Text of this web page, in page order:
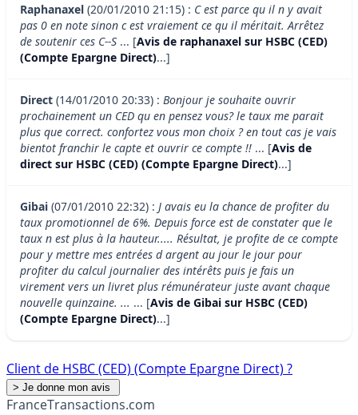
Raphanaxel (20/01/2010 21:15) : C est parce qu il n y avait
pas 0 en note sinon c est vraiement ce qu il méritait. Arrêtez
de soutenir ces C--S ... [Avis de raphanaxel sur HSBC (CED)
(Compte Epargne Direct)...]
Direct (14/01/2010 20:33) : Bonjour je souhaite ouvrir
prochainement un CED qu en pensez vous? le taux me parait
plus que correct. confortez vous mon choix ? en tout cas je vais
bientot franchir le capte et ouvrir ce compte !! ... [Avis de
direct sur HSBC (CED) (Compte Epargne Direct)...]
Gibai (07/01/2010 22:32) : J avais eu la chance de profiter du
taux promotionnel de 6%. Depuis force est de constater que le
taux n est plus à la hauteur..... Résultat, je profite de ce compte
pour y mettre mes entrées d argent au jour le jour pour
profiter du calcul journalier des intérêts puis je fais un
virement vers un livret plus rémunérateur juste avant chaque
nouvelle quinzaine. ... ... [Avis de Gibai sur HSBC (CED)
(Compte Epargne Direct)...]
Client de HSBC (CED) (Compte Epargne Direct) ?
FranceTransactions.com